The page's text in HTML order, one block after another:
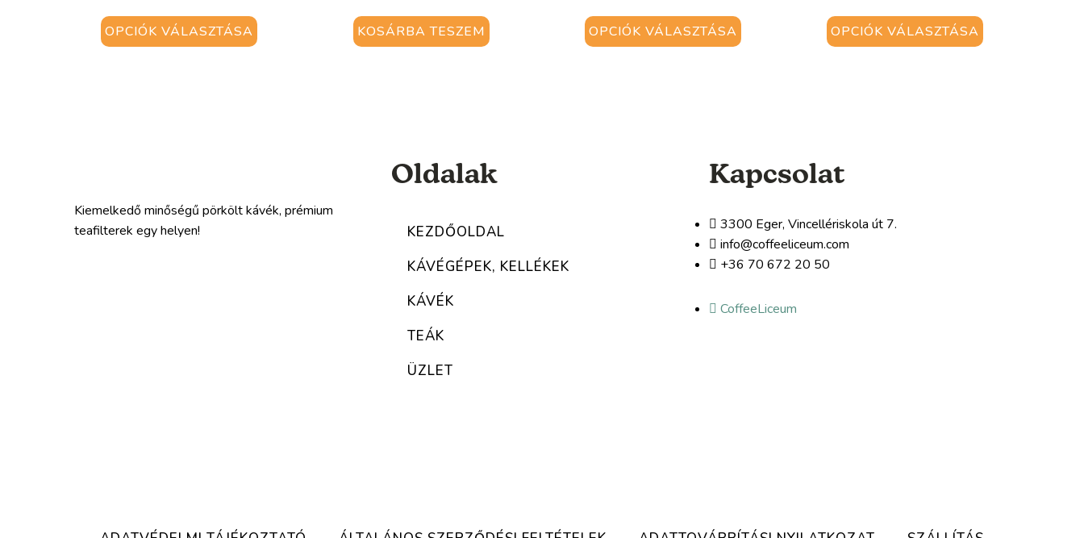
OPCIÓK VÁLASZTÁSA KOSÁRBA TESZEM OPCIÓK VÁLASZTÁSA OPCIÓK VÁLASZTÁSA
Kiemelkedő minőségű pörkölt kávék, prémium
teafilterek egy helyen!
Oldalak
KEZDŐOLDAL
KÁVÉGÉPEK, KELLÉKEK
KÁVÉK
TEÁK
ÜZLET
Kapcsolat
3300 Eger, Vincellériskola út 7.
info@coffeeliceum.com
+36 70 672 20 50
CoffeeLiceum